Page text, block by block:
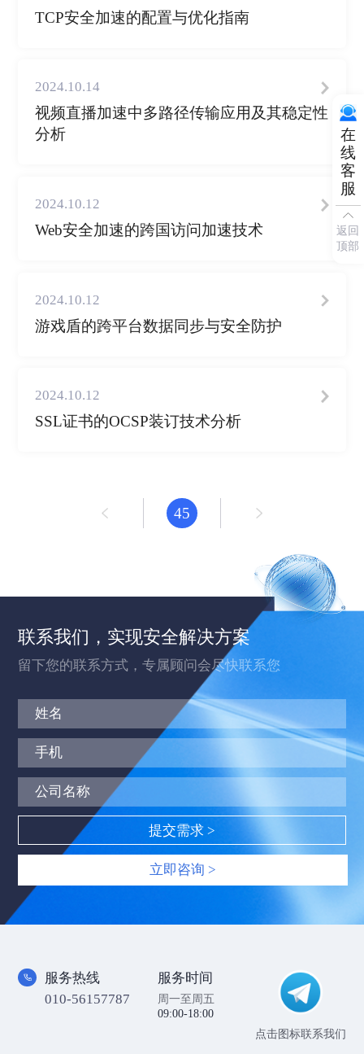
TCP安全加速的配置与优化指南
2024.10.14
视频直播加速中多路径传输应用及其稳定性
分析
2024.10.12
Web安全加速的跨国访问加速技术
2024.10.12
游戏盾的跨平台数据同步与安全防护
2024.10.12
SSL证书的OCSP装订技术分析
45
联系我们，实现安全解决方案
留下您的联系方式，专属顾问会尽快联系您
立即咨询 >
服务热线
010-56157787
服务时间
周一至周五
09:00-18:00
点击图标联系我们
在
线
客
服
返回
顶部